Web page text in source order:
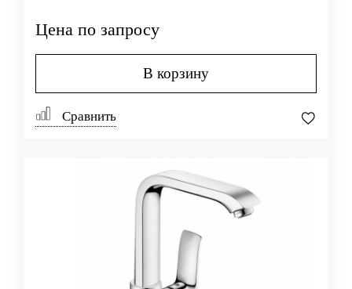
Цена по запросу
В корзину
Сравнить